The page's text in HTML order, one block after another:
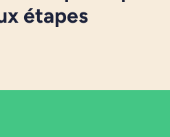
étapes